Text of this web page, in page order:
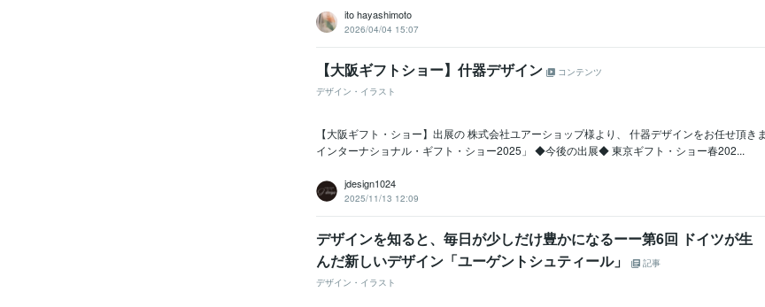
ito hayashimoto
2026/04/04 15:07
【大阪ギフトショー】什器デザイン
コンテンツ
デザイン・イラスト
【大阪ギフト・ショー】出展の 株式会社ユアーショップ様より、 什器デザインをお任せ頂き
インターナショナル・ギフト・ショー2025」 ◆今後の出展◆ 東京ギフト・ショー春202...
jdesign1024
2025/11/13 12:09
デザインを知ると、毎日が少しだけ豊かになるーー第6回 ドイツが生
んだ新しいデザイン「ユーゲントシュティール」
記事
デザイン・イラスト